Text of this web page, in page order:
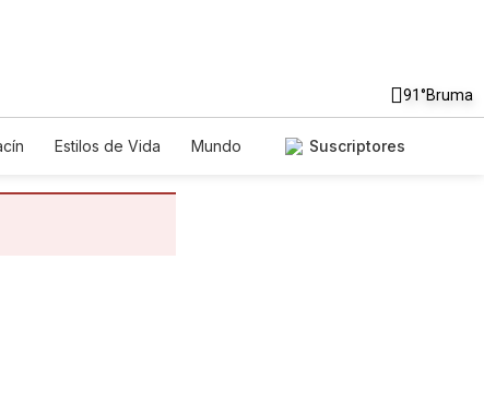
91°Bruma
Estilos de Vida
Mundo
Suscriptores